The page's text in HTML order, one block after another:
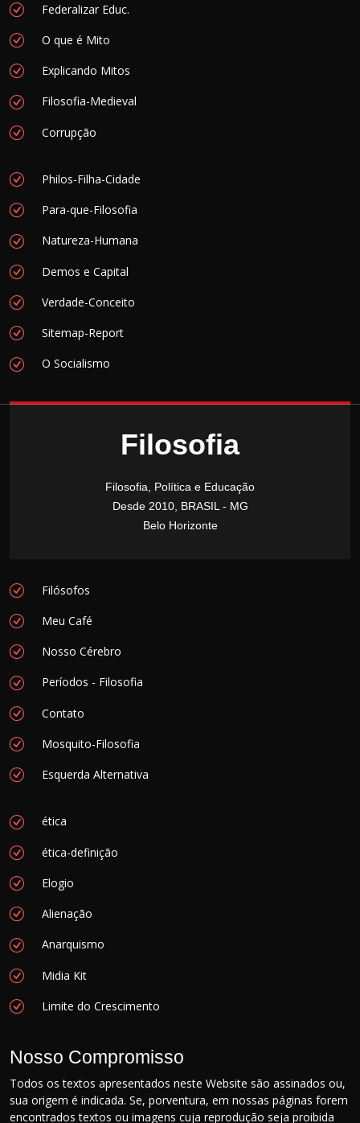
Federalizar Educ.
O que é Mito
Explicando Mitos
Filosofia-Medieval
Corrupção
Philos-Filha-Cidade
Para-que-Filosofia
Natureza-Humana
Demos e Capital
Verdade-Conceito
Sitemap-Report
O Socialismo
Filosofia
Filosofia, Política e Educação
Desde 2010, BRASIL - MG
Belo Horizonte
Filósofos
Meu Café
Nosso Cérebro
Períodos - Filosofia
Contato
Mosquito-Filosofia
Esquerda Alternativa
ética
ética-definição
Elogio
Alienação
Anarquismo
Midia Kit
Limite do Crescimento
Nosso Compromisso
Todos os textos apresentados neste Website são assinados ou,
sua origem é indicada. Se, porventura, em nossas páginas forem
encontrados textos ou imagens cuja reprodução seja proibida